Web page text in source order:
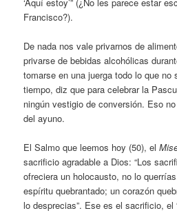
Francisco?).
De nada nos vale privarnos de
privarse de bebidas alcohólicas
tomarse en una juerga todo lo que no
tiempo, diz que para celebrar la
ningún vestigio de conversión. Eso
del ayuno.
El Salmo que leemos hoy (50), el
sacrificio agradable a Dios: “Los
ofreciera un holocausto, no lo
espíritu quebrantado; un corazón
lo desprecias”. Ese es el sacrificio, el